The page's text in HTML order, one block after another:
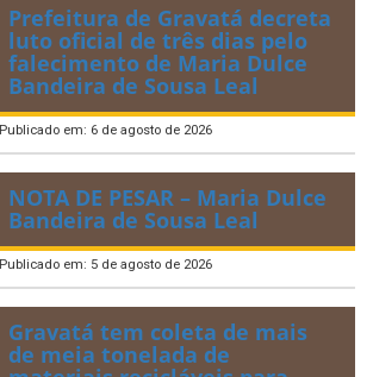
Prefeitura de Gravatá decreta
luto oficial de três dias pelo
falecimento de Maria Dulce
Bandeira de Sousa Leal
Publicado em: 6 de agosto de 2026
NOTA DE PESAR – Maria Dulce
Bandeira de Sousa Leal
Publicado em: 5 de agosto de 2026
Gravatá tem coleta de mais
de meia tonelada de